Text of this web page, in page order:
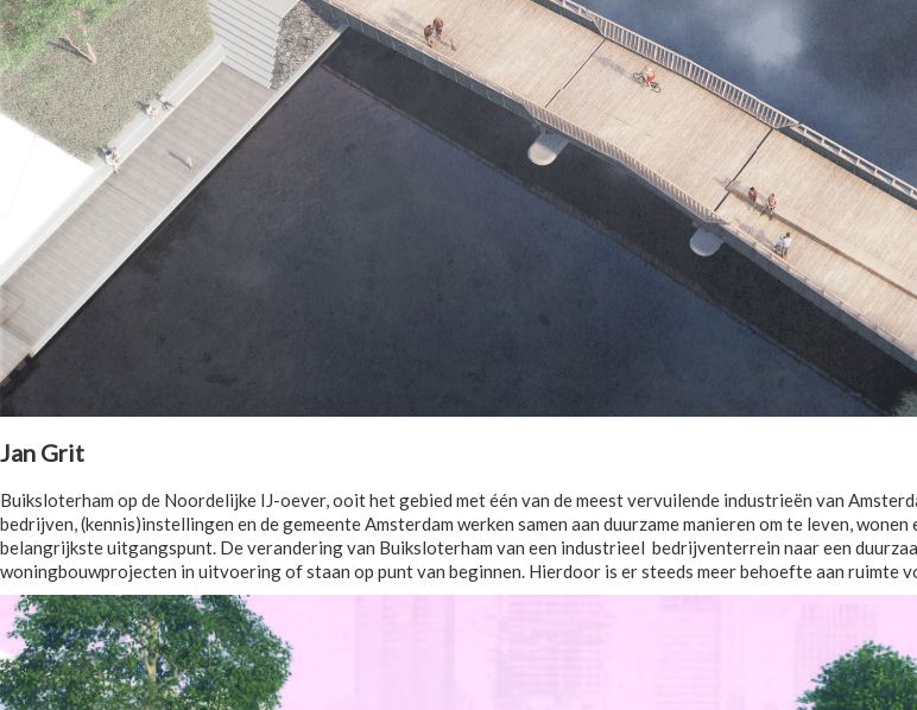
Jan Grit
Buiksloterham op de Noordelijke IJ-oever, ooit het gebied met één van de meest vervuilende industrieën van
bedrijven, (kennis)instellingen en de gemeente Amsterdam werken samen aan duurzame manieren om te leven,
belangrijkste uitgangspunt. De verandering van Buiksloterham van een industrieel bedrijventerrein naar een
woningbouwprojecten in uitvoering of staan op punt van beginnen. Hierdoor is er steeds meer behoefte aan